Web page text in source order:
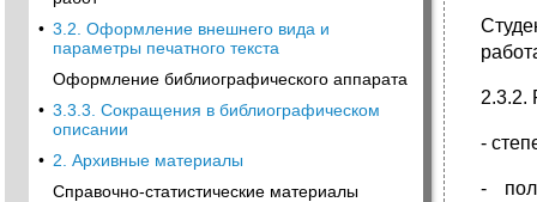
• 3.2. Оформление внешнего вида и
параметры печатного текста
Оформление библиографического аппарата
• 3.3.3. Сокращения в библиографическом
описании
• 2. Архивные материалы
Справочно-статистические материалы
2.3.2.
-
-